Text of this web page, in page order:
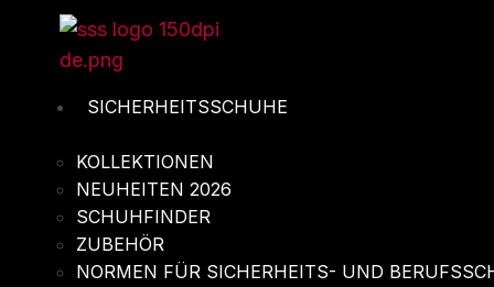
SICHERHEITSSCHUHE
KOLLEKTIONEN
NEUHEITEN 2026
SCHUHFINDER
ZUBEHÖR
NORMEN FÜR SICHERHEITS- UND